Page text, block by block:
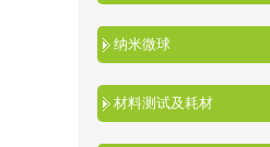
纳米微球
材料测试及耗材